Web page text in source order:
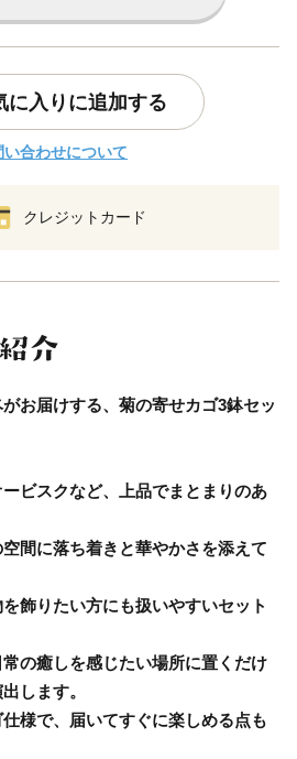
に入りに追加する
い合わせについて
クレジットカード
お届けする、菊の寄せカゴ3鉢セッ
ビスクなど、上品でまとまりのあ
間に落ち着きと華やかさを添えて
飾りたい方にも扱いやすいセット
の癒しを感じたい場所に置くだけ
します。
様で、届いてすぐに楽しめる点も